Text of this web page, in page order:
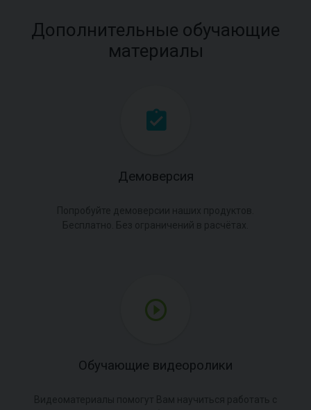
Дополнительные обучающие
материалы
Демоверсия
Обучающие видеоролики